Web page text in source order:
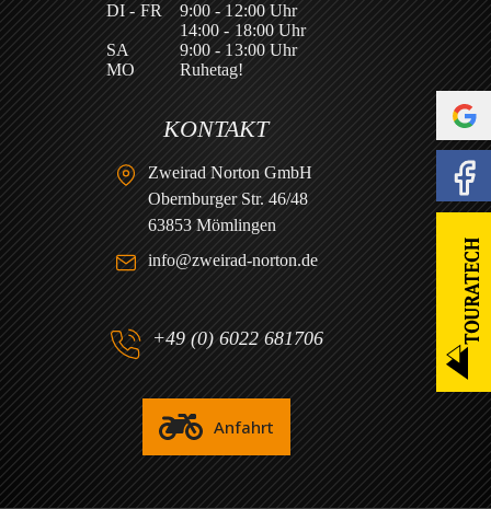
DI - FR
9:00 - 12:00 Uhr
14:00 - 18:00 Uhr
SA
9:00 - 13:00 Uhr
MO
Ruhetag!
KONTAKT
Zweirad Norton GmbH
Obernburger Str. 46/48
63853 Mömlingen
info@zweirad-norton.de
+49 (0) 6022 681706
Anfahrt